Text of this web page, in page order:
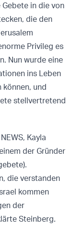
in die von
die den
Privileg es
Nun wurde eine
ins Leben
und
stellvertretend
Kayla
der Gründer
die verstanden
kommen
der
Steinberg.